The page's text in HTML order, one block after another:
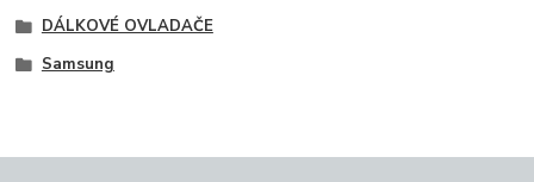
DÁLKOVÉ OVLADAČE
Samsung